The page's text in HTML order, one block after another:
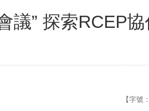
議” 探索RCEP協
【字號：